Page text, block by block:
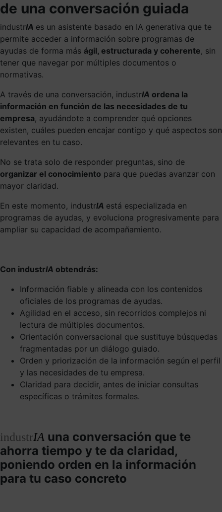
de una conversación guiada
industrIA es un asistente basado en IA generativa que te
permite acceder a información sobre programas de
ayudas de forma más ágil, estructurada y coherente, sin
tener que navegar por múltiples documentos o
normativas.
A través de una conversación, industrIA ordena la
información en función de las necesidades de tu
empresa, ayudándote a comprender qué opciones
existen, cuáles pueden encajar contigo y qué aspectos son
relevantes en tu caso.
No se trata solo de responder preguntas, sino de
organizar el conocimiento para que puedas avanzar con
mayor claridad.
En este momento, industrIA está especializada en
programas de ayudas, y evoluciona progresivamente para
ampliar su capacidad de acompañamiento.
Con industrIA obtendrás:
Información fiable y alineada con los contenidos
oficiales de los programas de ayudas.
Agilidad en el acceso, sin recorridos complejos ni
lectura de múltiples documentos.
Orientación conversacional que sustituye búsquedas
fragmentadas por un diálogo guiado.
Orden y priorización de la información según el perfil
y las necesidades de tu empresa.
Claridad para decidir, antes de iniciar consultas
específicas o trámites formales.
industrIA una conversación que te
ahorra tiempo y te da claridad,
poniendo orden en la información
para tu caso concreto